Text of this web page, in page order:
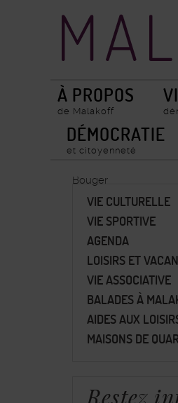
Malakoff
À PROPOS
de Malakoff
DÉMOCRATIE
et citoyenneté
Bouger
VIE CULTURELLE
VIE SPORTIVE
AGENDA
LOISIRS ET
VIE ASSOCIATIVE
BALADES À
AIDES AUX
MAISONS DE
Restez